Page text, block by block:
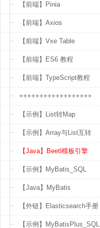
【前端】Pinia
【前端】Axios
【前端】Vxe Table
【前端】ES6 教程
【前端】TypeScript教程
++++++++++++++++++
【示例】List转Map
【示例】Array与List互转
【Java】Beetl模板引擎
【示例】MyBatis_SQL
【Java】MyBatis
【外链】Elasticsearch手册
【示例】MyBatisPlus_SQL